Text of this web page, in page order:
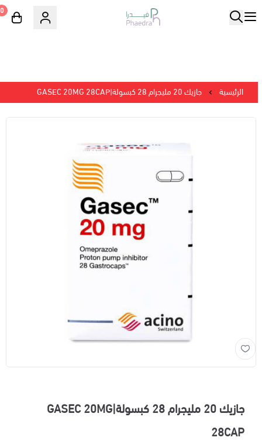
0
الرئيسية جازيك 20 مليجرام 28 كبسولة|GASEC 20MG 28CAP
جازيك 20 مليجرام 28 كبسولة|GASEC 20MG
28CAP